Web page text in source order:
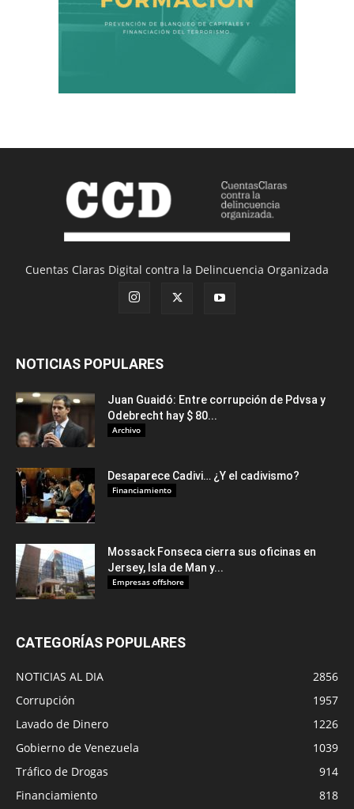
Cuentas Claras Digital contra la Delincuencia Organizada
NOTICIAS POPULARES
Juan Guaidó: Entre corrupción de Pdvsa y
Odebrecht hay $ 80...
Archivo
Desaparece Cadivi… ¿Y el cadivismo?
Financiamiento
Mossack Fonseca cierra sus oficinas en
Jersey, Isla de Man y...
Empresas offshore
CATEGORÍAS POPULARES
NOTICIAS AL DIA
2856
Corrupción
1957
Lavado de Dinero
1226
Gobierno de Venezuela
1039
Tráfico de Drogas
914
Financiamiento
818